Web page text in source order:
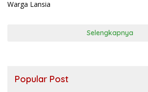
Selengkapnya
Popular Post